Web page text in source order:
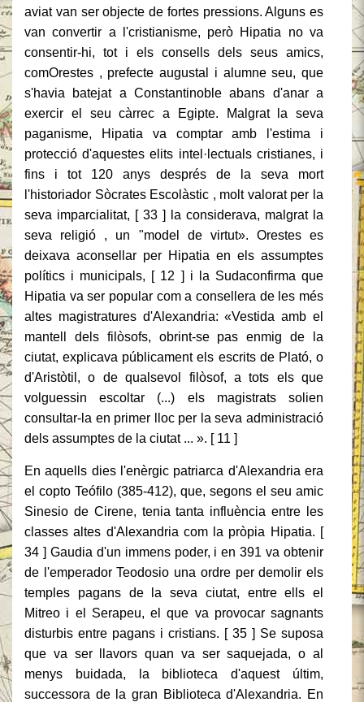
aviat van ser objecte de fortes pressions. Alguns es
van convertir a l'cristianisme, però Hipatia no va
consentir-hi, tot i els consells dels seus amics,
comOrestes , prefecte augustal i alumne seu, que
s'havia batejat a Constantinoble abans d'anar a
exercir el seu càrrec a Egipte. Malgrat la seva
paganisme, Hipatia va comptar amb l'estima i
protecció d'aquestes elits intel·lectuals cristianes, i
fins i tot 120 anys després de la seva mort
l'historiador Sòcrates Escolàstic , molt valorat per la
seva imparcialitat, [ 33 ] la considerava, malgrat la
seva religió , un "model de virtut». Orestes es
deixava aconsellar per Hipatia en els assumptes
polítics i municipals, [ 12 ] i la Sudaconfirma que
Hipatia va ser popular com a consellera de les més
altes magistratures d'Alexandria: «Vestida amb el
mantell dels filòsofs, obrint-se pas enmig de la
ciutat, explicava públicament els escrits de Plató, o
d'Aristòtil, o de qualsevol filòsof, a tots els que
volguessin escoltar (...) els magistrats solien
consultar-la en primer lloc per la seva administració
dels assumptes de la ciutat ... ». [ 11 ]
En aquells dies l'enèrgic patriarca d'Alexandria era
el copto Teófilo (385-412), que, segons el seu amic
Sinesio de Cirene, tenia tanta influència entre les
classes altes d'Alexandria com la pròpia Hipatia. [
34 ] Gaudia d'un immens poder, i en 391 va obtenir
de l'emperador Teodosio una ordre per demolir els
temples pagans de la seva ciutat, entre ells el
Mitreo i el Serapeu, el que va provocar sagnants
disturbis entre pagans i cristians. [ 35 ] Se suposa
que va ser llavors quan va ser saquejada, o al
menys buidada, la biblioteca d'aquest últim,
successora de la gran Biblioteca d'Alexandria. En